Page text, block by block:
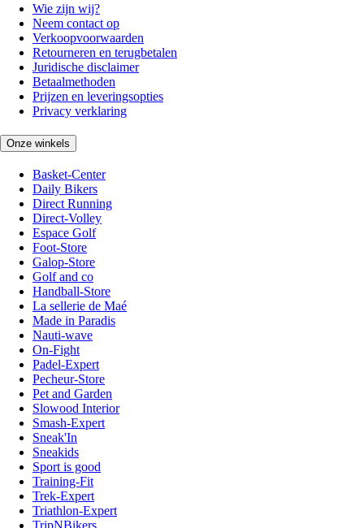
Wie zijn wij?
Neem contact op
Verkoopvoorwaarden
Retourneren en terugbetalen
Juridische disclaimer
Betaalmethoden
Prijzen en leveringsopties
Privacy verklaring
Onze winkels
Basket-Center
Daily Bikers
Direct Running
Direct-Volley
Espace Golf
Foot-Store
Galop-Store
Golf and co
Handball-Store
La sellerie de Maé
Made in Paradis
Nauti-wave
On-Fight
Padel-Expert
Pecheur-Store
Pet and Garden
Slowood Interior
Smash-Expert
Sneak'In
Sneakids
Sport is good
Training-Fit
Trek-Expert
Triathlon-Expert